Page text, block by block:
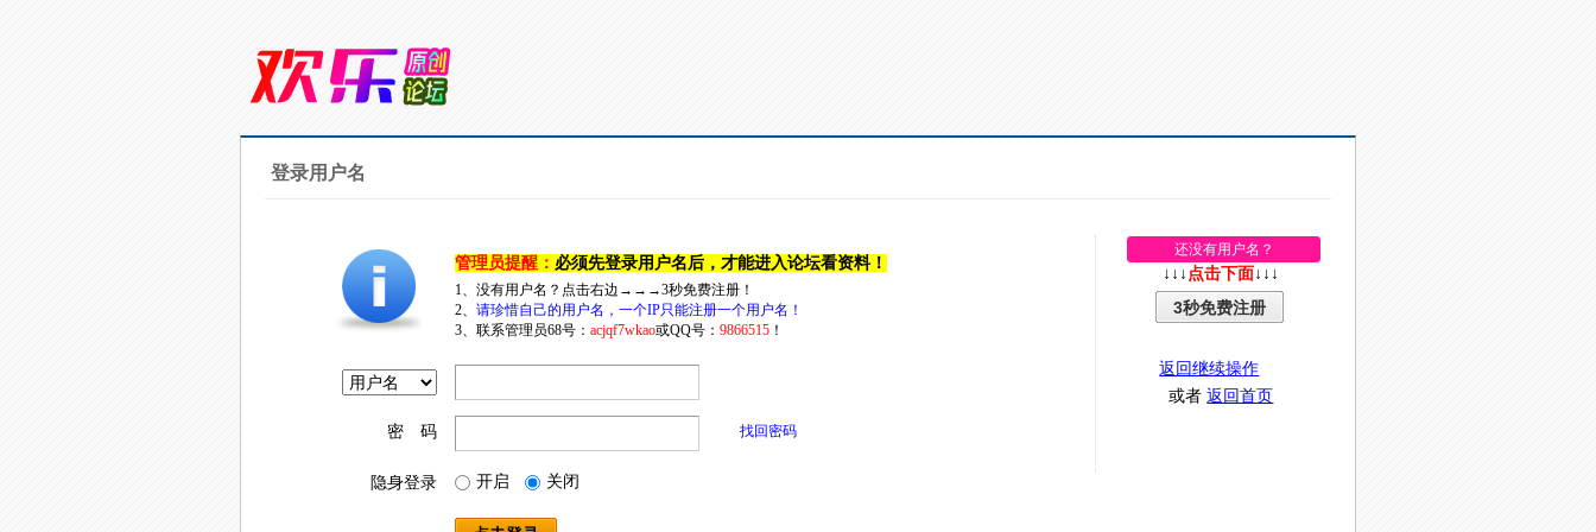
登录用户名
管理员提醒： 必须先登录用户名后，才能进入论坛看资料！
1、没有用户名？点击右边→→→3秒免费注册！
2、 请珍惜自己的用户名，一个IP只能注册一个用户名！
3、联系管理员68号： acjqf7wkao或QQ号： 9866515！
密 码 找回密码
隐身登录 开启 关闭
还没有用户名？
↓↓↓ 点击下面 ↓↓↓
3秒免费注册
返回继续操作
或者返回首页